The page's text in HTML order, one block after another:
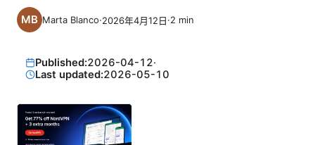
Marta Blanco·2026年4月12日·2 min
Published:2026-04-12·
Last updated:2026-05-10